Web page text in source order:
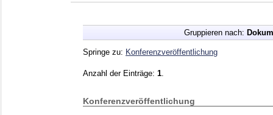
Gruppieren nach:
Springe zu: Konferenzveröffentlichung
Anzahl der Einträge: 1
Konferenzveröffentlichung